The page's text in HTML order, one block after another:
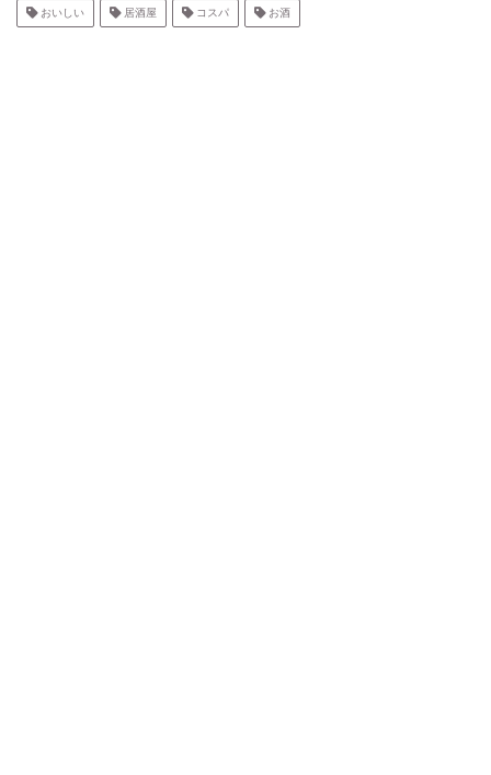
おいしい 居酒屋 コスパ お酒